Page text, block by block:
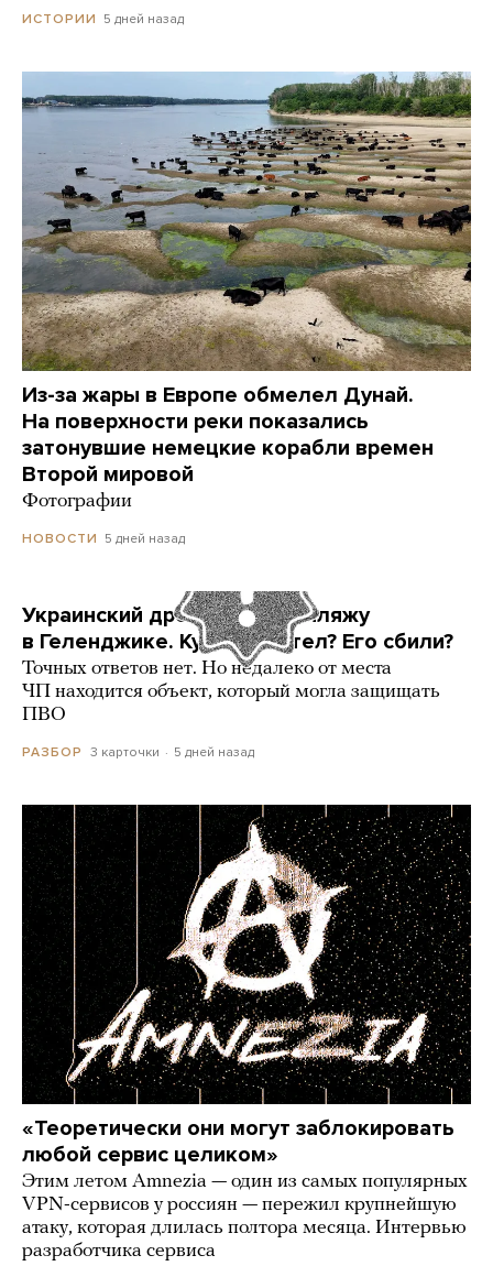
ИСТОРИИ 5 дней назад
Из-за жары в Европе обмелел Дунай.
На поверхности реки показались
затонувшие немецкие корабли времен
Второй мировой
Фотографии
НОВОСТИ 5 дней назад
Украинский дрон попал по пляжу
в Геленджике. Куда он летел? Его сбили?
Точных ответов нет. Но недалеко от места
ЧП находится объект, который могла защищать
ПВО
РАЗБОР 3 карточки 5 дней назад
«Теоретически они могут заблокировать
любой сервис целиком»
Этим летом Amnezia — один из самых популярных
VPN-сервисов у россиян — пережил крупнейшую
атаку, которая длилась полтора месяца. Интервью
разработчика сервиса